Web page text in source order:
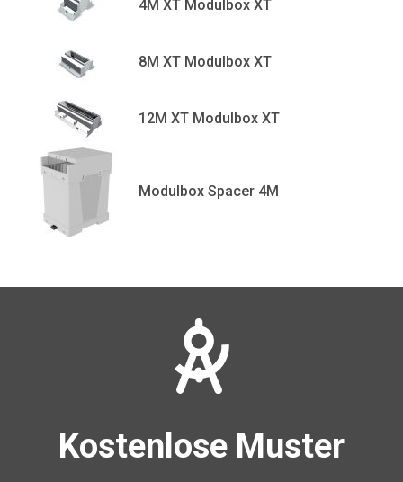
4M XT Modulbox XT
8M XT Modulbox XT
12M XT Modulbox XT
Modulbox Spacer 4M
Kostenlose Muster